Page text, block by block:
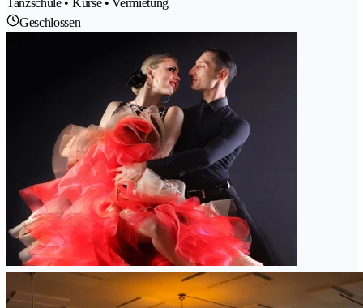
Tanzschule • Kurse • Vermietung
Geschlossen